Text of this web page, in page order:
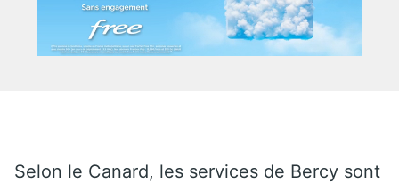
Selon le Canard, les services de Bercy sont